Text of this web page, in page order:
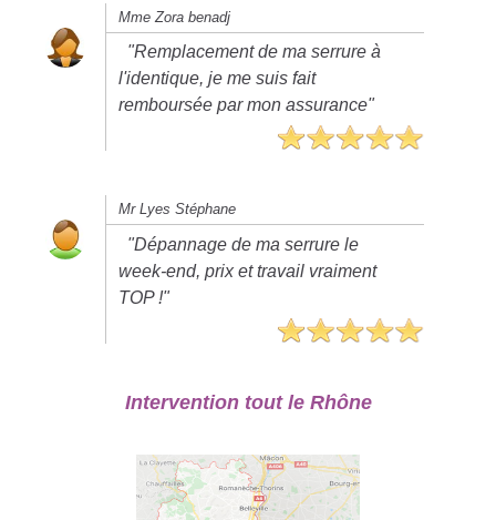
Mme Zora benadj
"Remplacement de ma serrure à
l'identique, je me suis fait
remboursée par mon assurance"
Mr Lyes Stéphane
"Dépannage de ma serrure le
week-end, prix et travail vraiment
TOP !"
Intervention tout le Rhône